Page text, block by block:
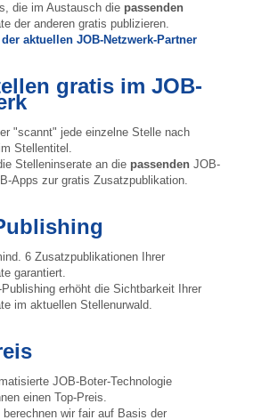
die im Austausch die passenden
der anderen gratis publizieren.
aktuellen JOB-Netzwerk-Partner
gratis im JOB-
"scannt" jede einzelne Stelle nach
Stellentitel.
Stelleninserate an die passendenJOB-
Apps zur gratis Zusatzpublikation.
6 Zusatzpublikationen Ihrer
garantiert.
erhöht die Sichtbarkeit Ihrer
im aktuellen Stellenurwald.
JOB-Boter-Technologie
einen Top-Preis.
berechnen wir fair auf Basis der